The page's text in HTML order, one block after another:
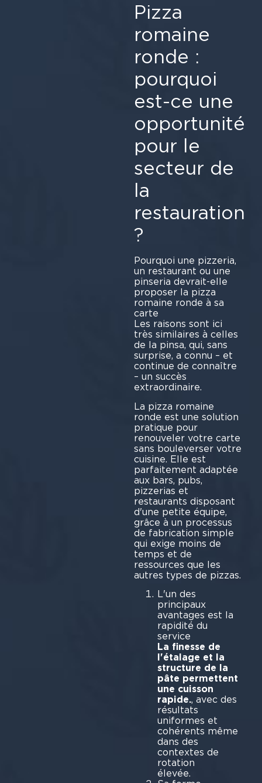
Pizza
romaine
ronde :
pourquoi
est-ce une
opportunité
pour le
secteur de
la
restauration
?
Pourquoi une pizzeria,
un restaurant ou une
pinseria devrait-elle
proposer la pizza
romaine ronde à sa
Les raisons sont ici
très similaires à celles
de la pinsa, qui, sans
surprise, a connu – et
continue de connaître
– un succès
La pizza romaine
ronde est une solution
pratique pour
renouveler votre carte
sans bouleverser votre
cuisine. Elle est
parfaitement adaptée
aux bars, pubs,
pizzerias et
restaurants disposant
d'une petite équipe,
grâce à un processus
de fabrication simple
qui exige moins de
temps et de
ressources que les
autres types de pizzas.
L'un des
principaux
avantages est la
rapidité du
La finesse de
l'étalage et la
structure de la
pâte permettent
une cuisson
rapide., avec des
résultats
uniformes et
cohérents même
dans des
contextes de
rotation